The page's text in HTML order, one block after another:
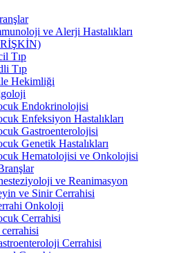
ve Alerji Hastalıkları
Tıp
Tıp
Hekimliği
Endokrinolojisi
Enfeksiyon Hastalıkları
Gastroenterolojisi
Genetik Hastalıkları
Hematolojisi ve Onkolojisi
ve Reanimasyon
ve Sinir Cerrahisi
Onkoloji
Cerrahisi
Cerrahisi